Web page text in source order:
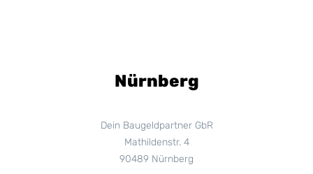
Nürnberg
Dein Baugeldpartner GbR
Mathildenstr. 4
90489 Nürnberg